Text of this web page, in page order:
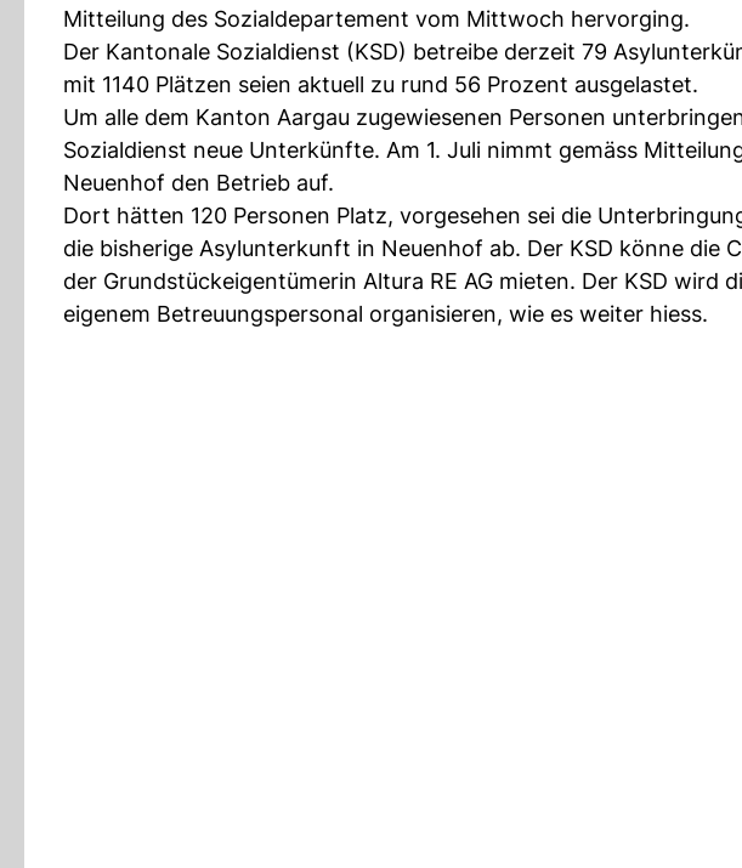
Mitteilung des Sozialdepartement vom Mittwoch hervorging.
Der Kantonale Sozialdienst (KSD) betreibe derzeit 79
mit 1140 Plätzen seien aktuell zu rund 56 Prozent ausgelastet.
Um alle dem Kanton Aargau zugewiesenen Personen
Sozialdienst neue Unterkünfte. Am 1. Juli nimmt gemäss
Neuenhof den Betrieb auf.
Dort hätten 120 Personen Platz, vorgesehen sei die
die bisherige Asylunterkunft in Neuenhof ab. Der KSD könne die
der Grundstückeigentümerin Altura RE AG mieten. Der KSD wird
eigenem Betreuungspersonal organisieren, wie es weiter hiess.